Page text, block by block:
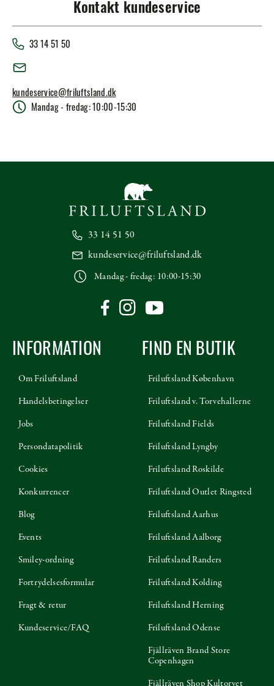
Kontakt kundeservice
33 14 51 50
kundeservice@friluftsland.dk
Mandag - fredag: 10:00-15:30
33 14 51 50
kundeservice@friluftsland.dk
Mandag - fredag: 10:00-15:30
INFORMATION
Om Friluftsland
Handelsbetingelser
Jobs
Persondatapolitik
Cookies
Konkurrencer
Blog
Events
Smiley-ordning
Fortrydelsesformular
Fragt & retur
Kundeservice/FAQ
FIND EN BUTIK
Friluftsland København
Friluftsland v. Torvehallerne
Friluftsland Fields
Friluftsland Lyngby
Friluftsland Roskilde
Friluftsland Outlet Ringsted
Friluftsland Aarhus
Friluftsland Aalborg
Friluftsland Randers
Friluftsland Kolding
Friluftsland Herning
Friluftsland Odense
Fjällräven Brand Store
Copenhagen